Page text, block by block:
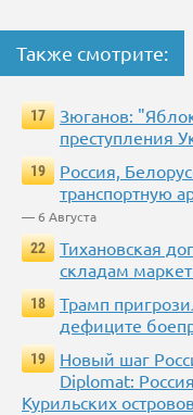
Также смотрите:
17
Зюганов:
преступления
19
Россия,
транспортную
— 6 Августа
22
Тихановская
складам
18
Трамп
дефиците
19
Новый шаг
Diplomat:
Курильских